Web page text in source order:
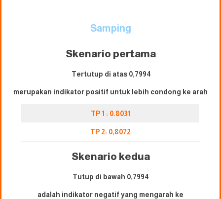
Samping
Skenario pertama
Tertutup di atas 0,7994
merupakan indikator positif untuk lebih condong ke arah
TP 1 : 0.8031
TP 2: 0,8072
Skenario kedua
Tutup di bawah 0,7994
adalah indikator negatif yang mengarah ke